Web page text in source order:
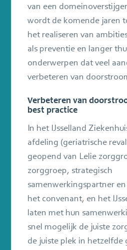
van een
wordt de komende jaren
het realiseren van
als preventie en langer
onderwerpen dat veel
verbeteren van
Verbeteren van
best practice
In het IJsselland
afdeling (geriatrische
geopend van Lelie
zorggroep, strategisch
samenwerkingspartner
het convenant, en het
laten met hun
snel mogelijk de juiste
de juiste plek in hetzelfde